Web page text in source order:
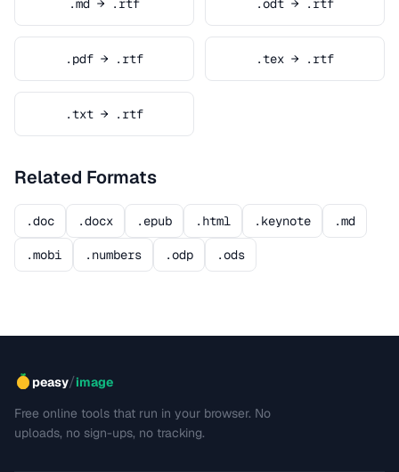
.md → .rtf .odt → .rtf
.pdf → .rtf .tex → .rtf
.txt → .rtf
Related Formats
.doc .docx .epub .html .keynote .md
.mobi .numbers .odp .ods
peasy/image
Free online tools that run in your browser. No
uploads, no sign-ups, no tracking.